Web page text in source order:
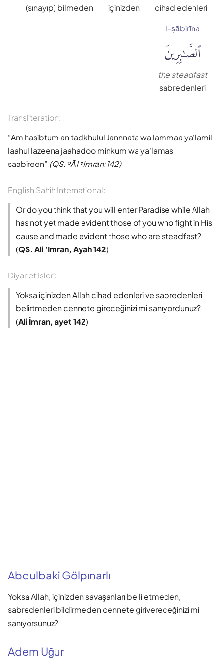
cihad edenleri
içinizden
(sınayıp) bilmeden
l-ṣābirīna
ٱلصَّٰبِرِينَ
the steadfast
sabredenleri
Transliteration:
Am hasibtum an tadkhulul Jannnata wa lammaa ya'lamil
laahul lazeena jaahadoo minkum wa ya'lamas
saabireen (QS. ʾĀl ʿImrān:142)
English Sahih International:
Or do you think that you will enter Paradise while Allah
has not yet made evident those of you who fight in His
cause and made evident those who are steadfast?
(QS. Ali 'Imran, Ayah 142)
Diyanet Isleri:
Yoksa içinizden Allah cihad edenleri ve sabredenleri
belirtmeden cennete gireceğinizi mi sanıyordunuz?
(Ali İmran, ayet 142)
Abdulbaki Gölpınarlı
Yoksa Allah, içinizden savaşanları belli etmeden,
sabredenleri bildirmeden cennete girivereceğinizi mi
sanıyorsunuz?
Adem Uğur